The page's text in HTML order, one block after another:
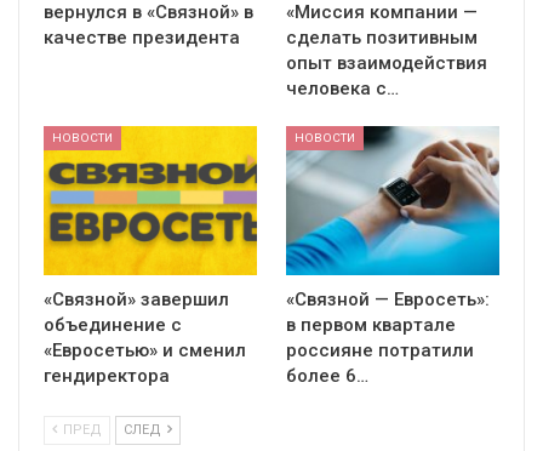
вернулся в «Связной» в
качестве президента
«Миссия компании —
сделать позитивным
опыт взаимодействия
человека с…
НОВОСТИ
«Связной» завершил
объединение с
«Евросетью» и сменил
гендиректора
НОВОСТИ
«Связной — Евросеть»:
в первом квартале
россияне потратили
более 6…
ПРЕД СЛЕД